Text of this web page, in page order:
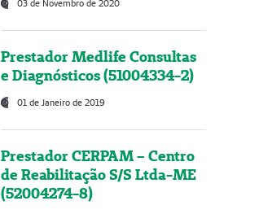
03 de Novembro de 2020
Prestador Medlife Consultas
e Diagnósticos (51004334-2)
01 de Janeiro de 2019
Prestador CERPAM – Centro
de Reabilitação S/S Ltda-ME
(52004274-8)